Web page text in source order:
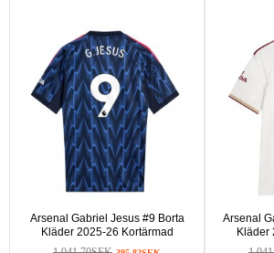
Arsenal Gabriel Jesus #9 Borta
Kläder 2025-26 Kortärmad
Arsenal
Kläder